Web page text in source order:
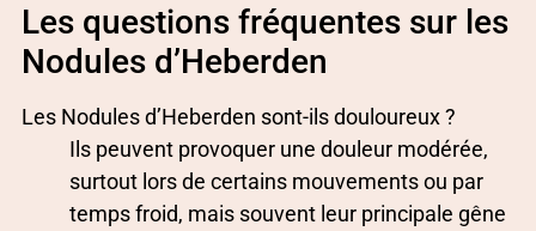
Les questions fréquentes sur les
Nodules d’Heberden
Les Nodules d’Heberden sont-ils douloureux ?
Ils peuvent provoquer une douleur modérée,
surtout lors de certains mouvements ou par
temps froid, mais souvent leur principale gêne